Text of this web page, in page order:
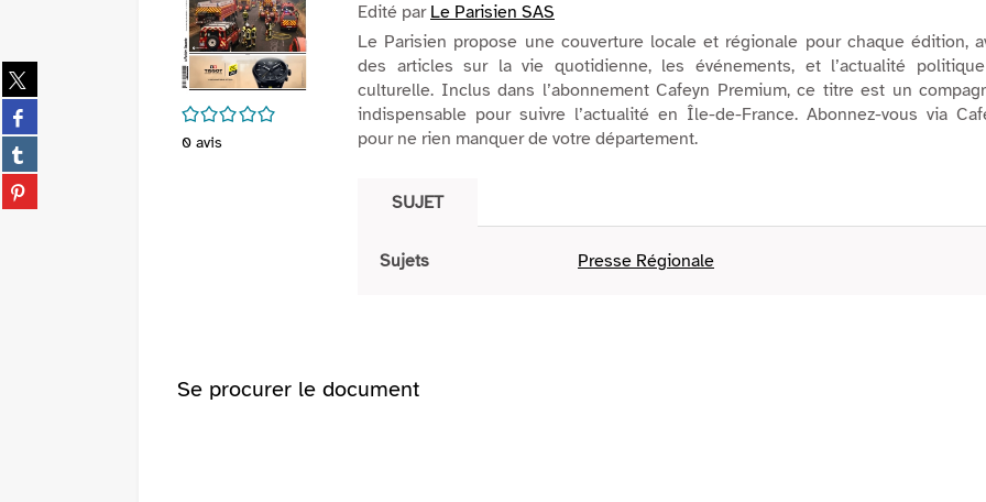
Partager
sur
twitter
(Nouvelle
fenêtre)
Partager
sur
facebook
(Nouvelle
fenêtre)
Partager
sur
tumblr
Partager
sur
/5
0 avis
Edité par Le Parisien SAS
Le Parisien propose une couverture locale et régionale pour chaque édition,
des articles sur la vie quotidienne, les événements, et l’actualité
culturelle. Inclus dans l’abonnement Cafeyn Premium, ce titre est un
indispensable pour suivre l’actualité en Île-de-France. Abonnez-vous via
pour ne rien manquer de votre département.
SUJET
Sujets Presse Régionale
Se procurer le document